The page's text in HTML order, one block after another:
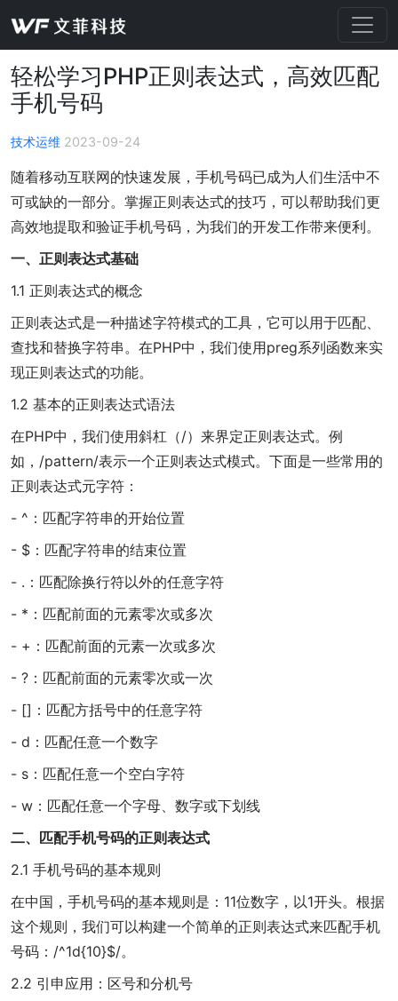
轻松学习PHP正则表达式，高效匹配
手机号码
技术运维 2023-09-24
随着移动互联网的快速发展，手机号码已成为人们生活中不
可或缺的一部分。掌握正则表达式的技巧，可以帮助我们更
高效地提取和验证手机号码，为我们的开发工作带来便利。
一、正则表达式基础
1.1 正则表达式的概念
正则表达式是一种描述字符模式的工具，它可以用于匹配、
查找和替换字符串。在PHP中，我们使用preg系列函数来实
现正则表达式的功能。
1.2 基本的正则表达式语法
在PHP中，我们使用斜杠（/）来界定正则表达式。例
如，/pattern/表示一个正则表达式模式。下面是一些常用的
正则表达式元字符：
- ^：匹配字符串的开始位置
- $：匹配字符串的结束位置
- .：匹配除换行符以外的任意字符
- *：匹配前面的元素零次或多次
- +：匹配前面的元素一次或多次
- ?：匹配前面的元素零次或一次
- []：匹配方括号中的任意字符
- d：匹配任意一个数字
- s：匹配任意一个空白字符
- w：匹配任意一个字母、数字或下划线
二、匹配手机号码的正则表达式
2.1 手机号码的基本规则
在中国，手机号码的基本规则是：11位数字，以1开头。根据
这个规则，我们可以构建一个简单的正则表达式来匹配手机
号码：/^1d{10}$/。
2.2 引申应用：区号和分机号